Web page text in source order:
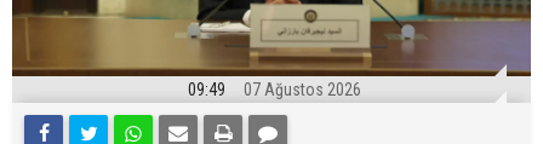
09:49 07 Ağustos 2026